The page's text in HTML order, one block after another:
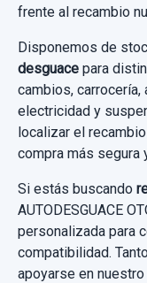
Garantía 1
672569
25,00 €
Sin IVA, gastos
frente al recambio
Disponemos de
desguace para
cambios, carrocería,
electricidad y
localizar el
compra más segura
Si estás buscando
AUTODESGUACE
personalizada para
compatibilidad.
apoyarse en